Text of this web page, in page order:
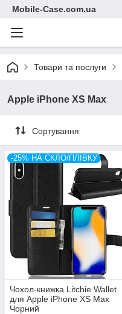
Mobile-Case.com.ua
Товари та послуги
Apple iPhone XS Max
Сортування
-25% НА СКЛО/ПЛІВКУ
Чохол-книжка Litchie Wallet
для Apple iPhone XS Max
Чорний